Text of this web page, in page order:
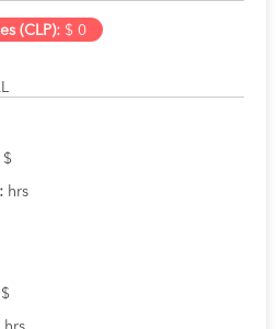
(CLP): $ 0
$
hrs
$